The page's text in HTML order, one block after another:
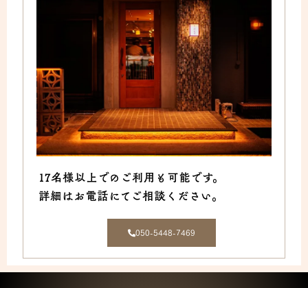
17名様以上でのご利用も可能です。
詳細はお電話にてご相談ください。
050-5448-7469